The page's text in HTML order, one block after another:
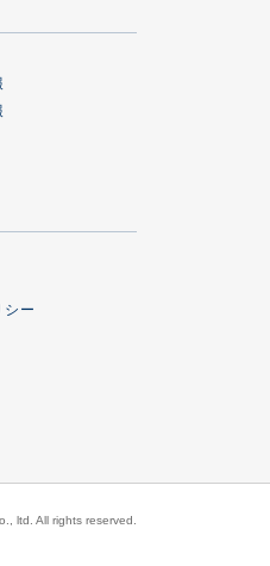
シー
ltd. All rights reserved.